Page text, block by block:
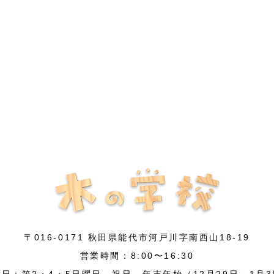
〒016-0171 秋田県能代市河戸川字南西山18-19
営業時間：8:00〜16:30